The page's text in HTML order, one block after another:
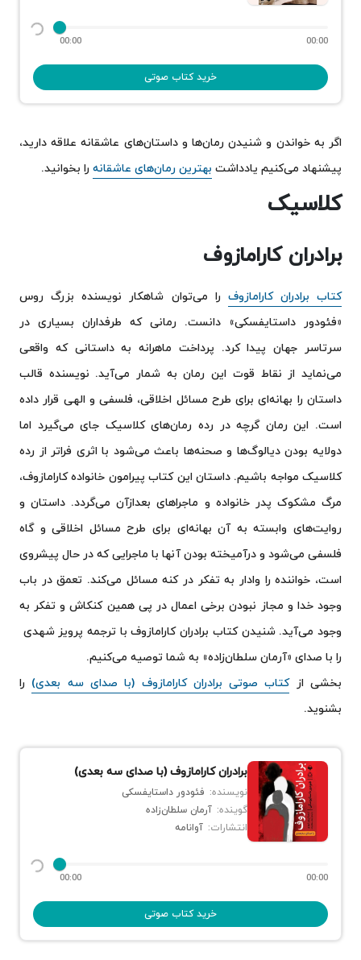
00:00 00:00
خرید کتاب صوتی
اگر به خواندن و شنیدن رمان‌ها و داستان‌‌های عاشقانه علاقه دارید،
پیشنهاد می‌کنیم یادداشت بهترین رمان‌های عاشقانه را بخوانید.
کلاسیک
برادران کارامازوف
کتاب برادران کارامازوف را می‌توان شاهکار نویسنده بزرگ روس
«فئودور داستایفسکی» دانست. رمانی که طرفداران بسیاری در
سرتاسر جهان پیدا کرد. پرداخت ماهرانه به داستانی که واقعی
می‌نماید از نقاط قوت این رمان به شمار می‌آید. نویسنده قالب
داستان را بهانه‌ای برای طرح مسائل اخلاقی، فلسفی و الهی قرار داده
است. این رمان گرچه در رده رمان‌های کلاسیک جای می‌گیرد اما
دولایه بودن دیالوگ‌ها و صحنه‌ها باعث می‌شود با اثری فراتر از رده
کلاسیک مواجه باشیم. داستان این کتاب پیرامون خانواده کارامازوف،
مرگ مشکوک پدر خانواده و ماجراهای بعدازآن می‌گردد. داستان و
روایت‌های وابسته به آن بهانه‌ای برای طرح مسائل اخلاقی و گاه
فلسفی می‌شود و درآمیخته بودن آنها با ماجرایی که در حال پیشروی
است، خواننده را وادار به تفکر در کنه مسائل می‌کند. تعمق در باب
وجود خدا و مجاز نبودن برخی اعمال در پی همین کنکاش و تفکر به
وجود می‌آید. شنیدن کتاب برادران کارامازوف با ترجمه پرویز شهدی
را با صدای «آرمان سلطان‌زاده» به شما توصیه می‌کنیم.
بخشی ازکتاب صوتی برادران کارامازوف (با صدای سه بعدی) را
بشنوید.
برادران کارامازوف (با صدای سه بعدی)
نویسنده: فئودور داستایفسکی
گوینده: آرمان سلطان‌زاده
انتشارات: آوانامه
00:00 00:00
خرید کتاب صوتی